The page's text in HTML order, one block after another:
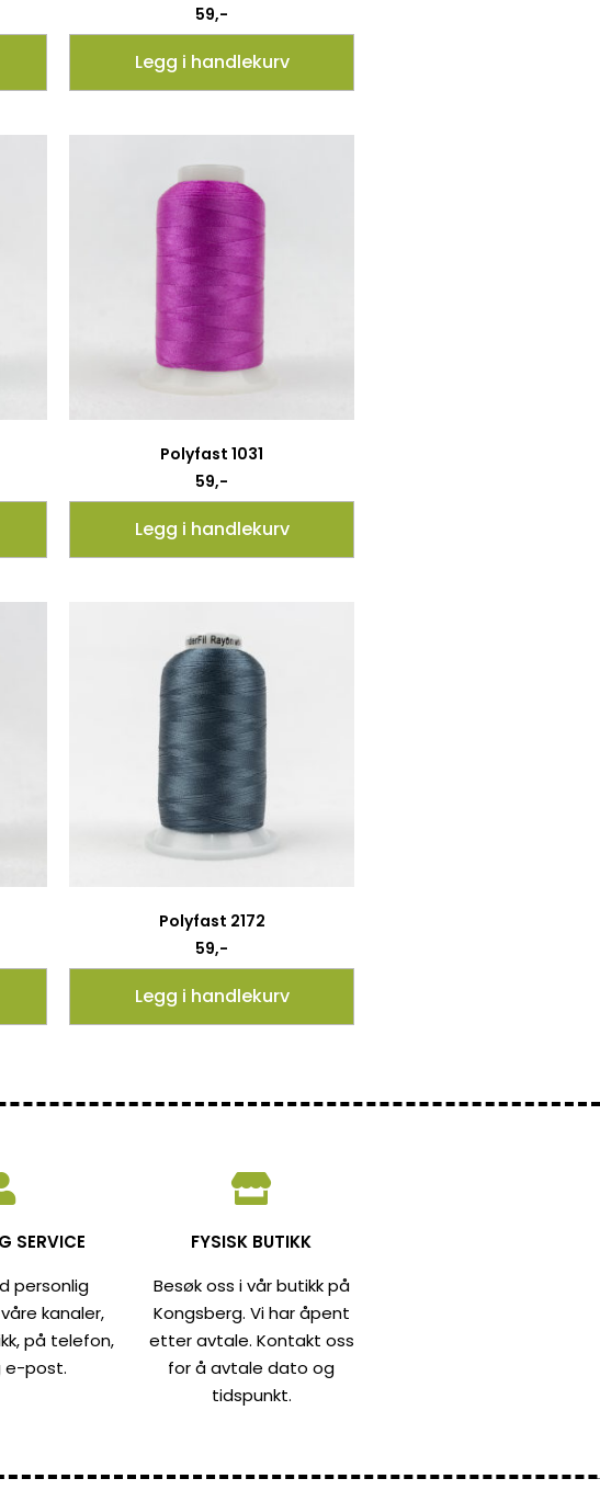
59,-
Legg i handlekurv
Polyfast 1031
59,-
Legg i handlekurv
Polyfast 2172
59,-
Legg i handlekurv
SERVICE
personlig
kanaler,
på telefon,
e-post.
FYSISK BUTIKK
Besøk oss i vår butikk på
Kongsberg. Vi har åpent
etter avtale. Kontakt oss
for å avtale dato og
tidspunkt.